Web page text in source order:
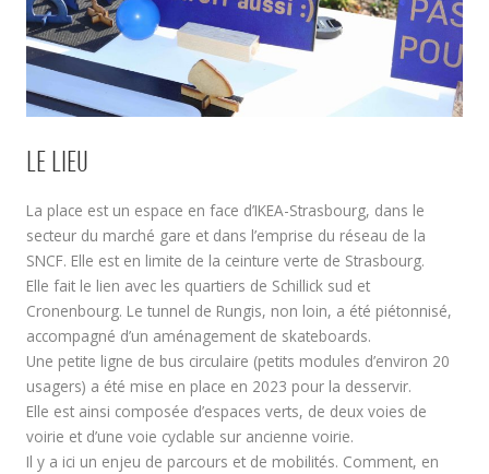
LE LIEU
La place est un espace en face d’IKEA-Strasbourg, dans le
secteur du marché gare et dans l’emprise du réseau de la
SNCF. Elle est en limite de la ceinture verte de Strasbourg.
Elle fait le lien avec les quartiers de Schillick sud et
Cronenbourg. Le tunnel de Rungis, non loin, a été piétonnisé,
accompagné d’un aménagement de skateboards.
Une petite ligne de bus circulaire (petits modules d’environ 20
usagers) a été mise en place en 2023 pour la desservir.
Elle est ainsi composée d’espaces verts, de deux voies de
voirie et d’une voie cyclable sur ancienne voirie.
Il y a ici un enjeu de parcours et de mobilités. Comment, en